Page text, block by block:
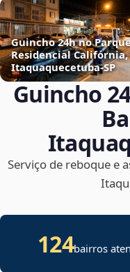
Guincho 24h no
Residencial Califórnia,
Itaquaquecetuba‑SP
Guincho
Serviço de reboque e
124bairros